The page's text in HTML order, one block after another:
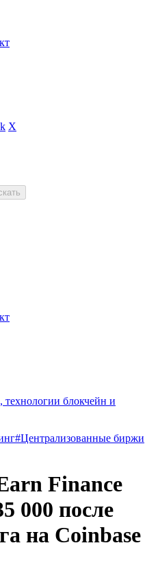
X
блокчейн и
#Централизованные биржи
Finance
000 после
на Coinbase